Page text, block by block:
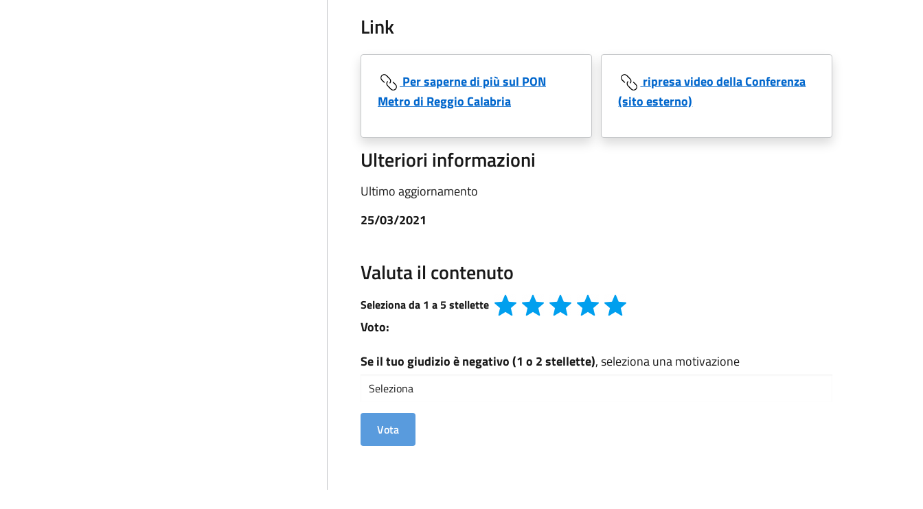
Link
Per saperne di più sul PON
Metro di Reggio Calabria
ripresa video della Conferenza
(sito esterno)
Ulteriori informazioni
Ultimo aggiornamento
25/03/2021
Valuta il contenuto
Seleziona da 1 a 5 stellette
Voto:
Se il tuo giudizio è negativo (1 o 2 stellette), seleziona una motivazione